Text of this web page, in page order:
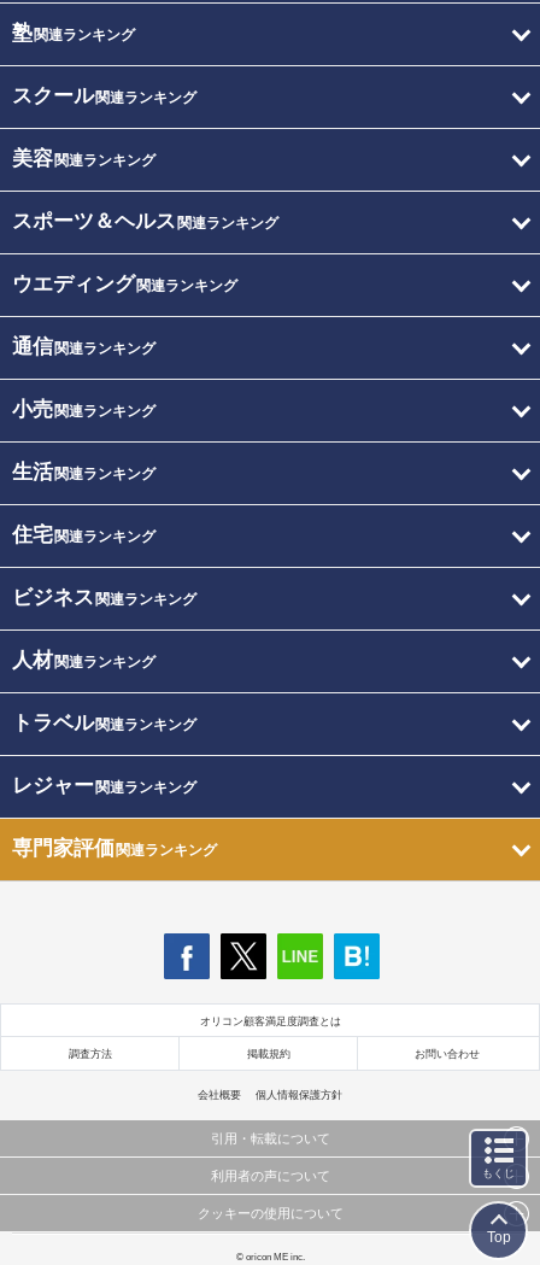
塾関連ランキング
スクール関連ランキング
美容関連ランキング
スポーツ＆ヘルス 関連ランキング
ウエディング関連ランキング
通信関連ランキング
小売関連ランキング
生活関連ランキング
住宅関連ランキング
ビジネス 関連ランキング
人材関連ランキング
トラベル関連ランキング
レジャー関連ランキング
専門家評価関連ランキング
オリコン顧客満足度調査とは
調査方法 掲載規約 お問い合わせ
会社概要 個人情報保護方針
引用・転載について
当サイトで公開されている情報（文字、写真、イラスト、画像データ等）及びこれらの配置・
これらの情報を権利者の許可なく無断転載・複製などの二次利用を行うことは固く禁じており
利用者の声について
当サイトに掲載している内容はすべてサービスの利用者が提出された見解・感想です。
弊社の見解・ 意見ではないことをご理解いただいた上でご覧ください。
クッキーの使用について
このサイトでは Cookie を使用して、ユーザーに合わせたコンテンツや広告の表示、ソーシャル
© oricon ME inc.
もくじ
Top